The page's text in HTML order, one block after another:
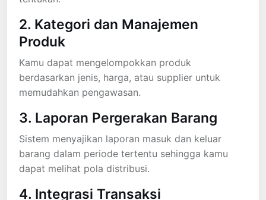
2. Kategori dan Manajemen
Produk
Kamu dapat mengelompokkan produk
berdasarkan jenis, harga, atau supplier untuk
memudahkan pengawasan.
3. Laporan Pergerakan Barang
Sistem menyajikan laporan masuk dan keluar
barang dalam periode tertentu sehingga kamu
dapat melihat pola distribusi.
4. Integrasi Transaksi